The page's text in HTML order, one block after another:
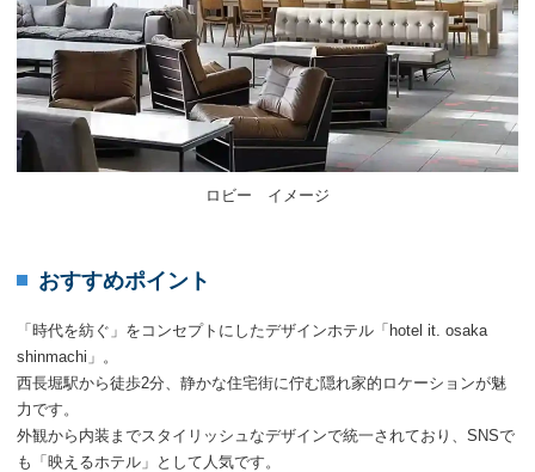
ロビー イメージ
おすすめポイント
「時代を紡ぐ」をコンセプトにしたデザインホテル「hotel it. osaka
shinmachi」。
西長堀駅から徒歩2分、静かな住宅街に佇む隠れ家的ロケーションが魅
力です。
外観から内装までスタイリッシュなデザインで統一されており、SNSで
も「映えるホテル」として人気です。